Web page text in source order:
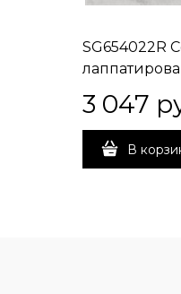
SG654022R
3 047
В